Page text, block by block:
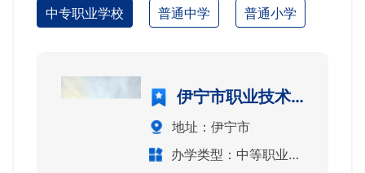
中专职业学校 普通中学 普通小学
伊宁市职业技术学校
地址：伊宁市
办学类型：中等职业学校